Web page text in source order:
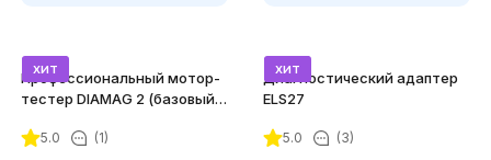
хит
Профессиональный мотор-
тестер DIAMAG 2 (базовый
5.0 (1)
хит
Диагностический адаптер
ELS27
5.0 (3)